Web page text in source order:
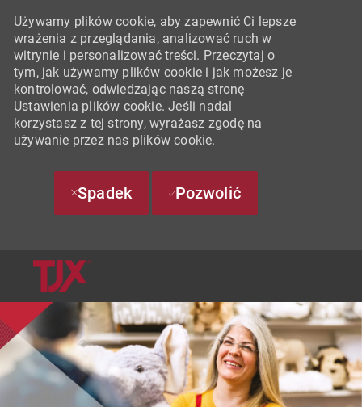
Używamy plików cookie, aby zapewnić Ci lepsze
wrażenia z przeglądania, analizować ruch w
witrynie i personalizować treści. Przeczytaj o
tym, jak używamy plików cookie i jak możesz je
kontrolować, odwiedzając naszą stronę
Ustawienia plików cookie. Jeśli nadal
korzystasz z tej strony, wyrażasz zgodę na
używanie przez nas plików cookie.
Spadek Pozwolić